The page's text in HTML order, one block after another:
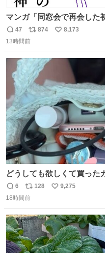
マンガ「同窓会で再会した
返
信
47
リ
ポ
ト
数
874
い
8,173
13時間前
どうしても欲しくて買った
ないと荷物入らん。女のカ
の
返
信
6
リ
ポ
ト
数
128
い
数
9,275
18時間前